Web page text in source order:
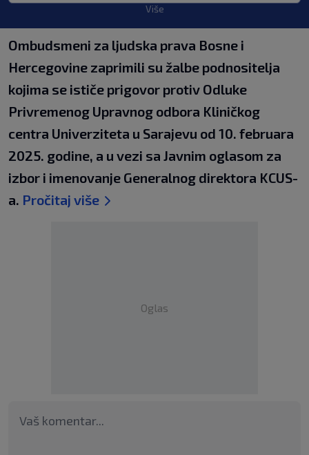
Više
Ombudsmeni za ljudska prava Bosne i
Hercegovine zaprimili su žalbe podnositelja
kojima se ističe prigovor protiv Odluke
Privremenog Upravnog odbora Kliničkog
centra Univerziteta u Sarajevu od 10. februara
2025. godine, a u vezi sa Javnim oglasom za
izbor i imenovanje Generalnog direktora KCUS-
a. Pročitaj više
Oglas